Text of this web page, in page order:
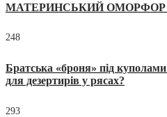
МАТЕРИНСЬКИЙ ОМОРФОР
248
Братська «броня» під
для дезертирів у рясах?
293